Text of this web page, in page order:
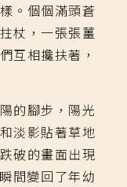
。個個滿頭蒼
杖，一張張薑
互相攙扶著，
的腳步，陽光
淡影貼著草地
破的畫面出現
間變回了年幼